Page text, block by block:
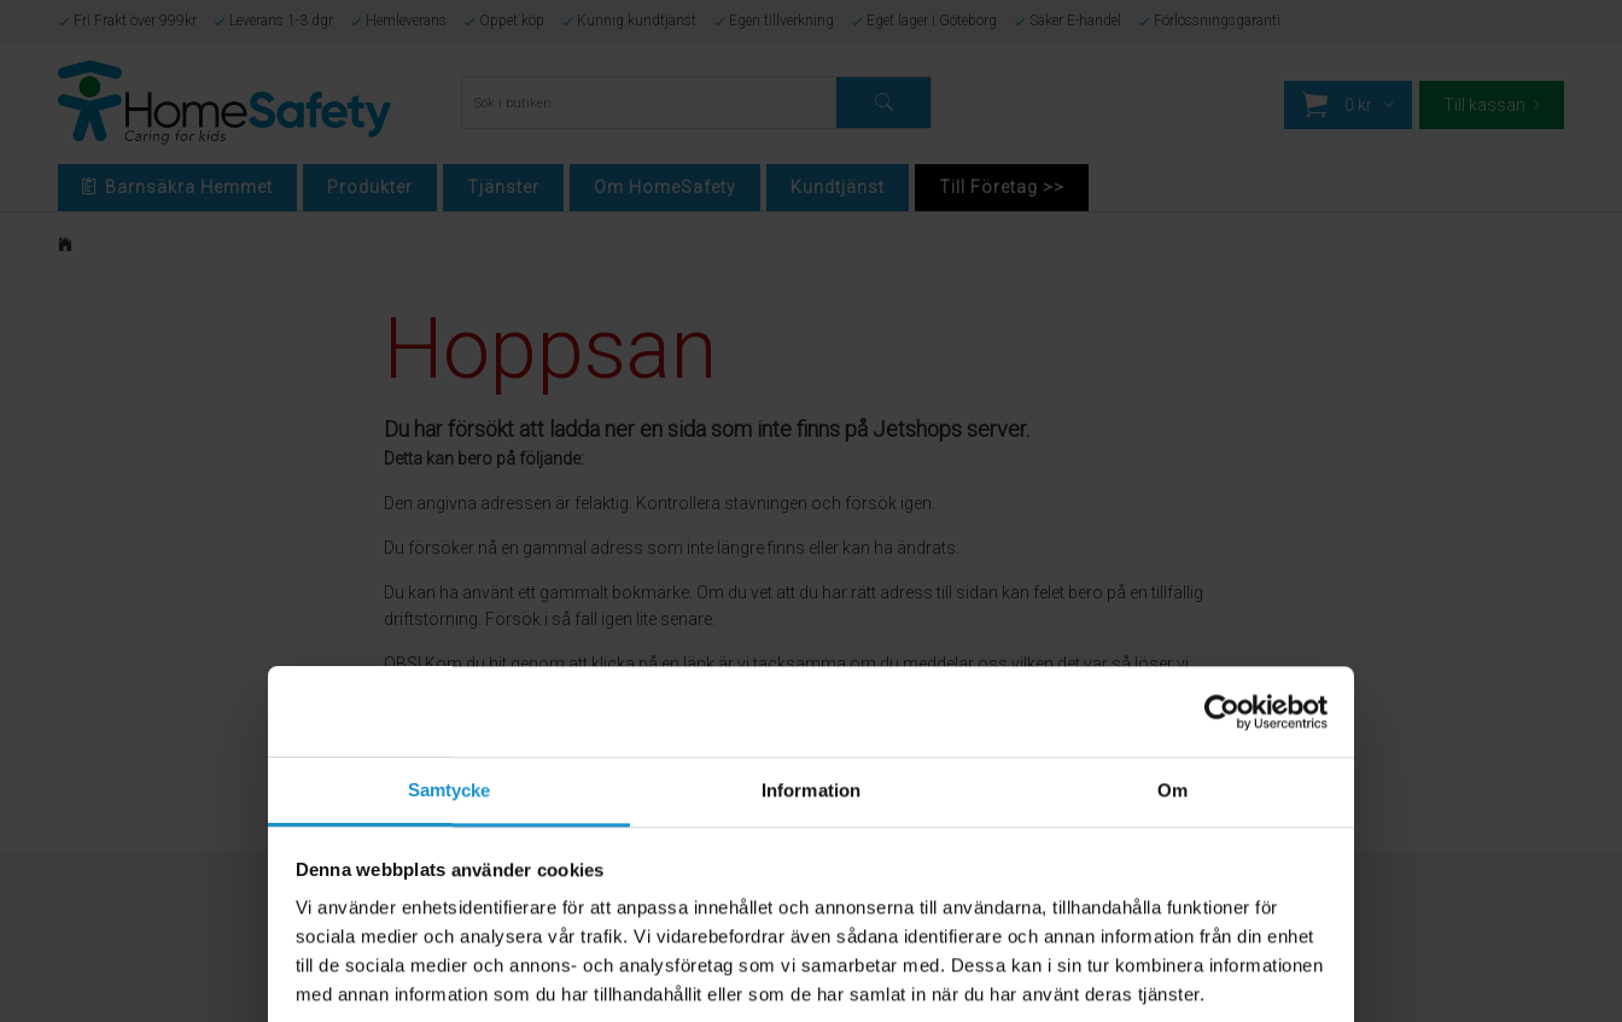
Samtycke Information Om
Denna webbplats använder cookies
Vi använder enhetsidentifierare för att anpassa innehållet och annonserna till användarna, tillhandahålla funktioner för
sociala medier och analysera vår trafik. Vi vidarebefordrar även sådana identifierare och annan information från din enhet
till de sociala medier och annons- och analysföretag som vi samarbetar med. Dessa kan i sin tur kombinera informationen
med annan information som du har tillhandahållit eller som de har samlat in när du har använt deras tjänster.
Fri Frakt över 999kr Leverans 1-3 dgr Hemleverans Öppet köp Kunnig kundtjänst Egen tillverkning Eget lager i Göteborg Säker E-handel Förlossningsgaranti
Barnsäkra Hemmet Produkter Tjänster Om HomeSafety Kundtjänst Till Företag >>
Till kassan
0 kr
Hoppsan
Du har försökt att ladda ner en sida som inte finns på Jetshops server.
Detta kan bero på följande:
Den angivna adressen är felaktig. Kontrollera stavningen och försök igen.
Du försöker nå en gammal adress som inte längre finns eller kan ha ändrats.
Du kan ha använt ett gammalt bokmärke. Om du vet att du har rätt adress till sidan kan felet bero på en tillfällig
driftstörning. Försök i så fall igen lite senare.
OBS! Kom du hit genom att klicka på en länk är vi tacksamma om du meddelar oss vilken det var så löser vi
Till startsidan